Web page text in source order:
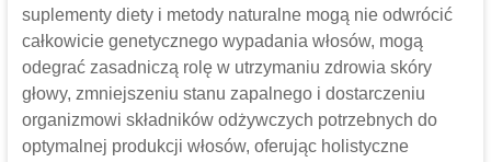
suplementy diety i metody naturalne mogą nie odwrócić
całkowicie genetycznego wypadania włosów, mogą
odegrać zasadniczą rolę w utrzymaniu zdrowia skóry
głowy, zmniejszeniu stanu zapalnego i dostarczeniu
organizmowi składników odżywczych potrzebnych do
optymalnej produkcji włosów, oferując holistyczne